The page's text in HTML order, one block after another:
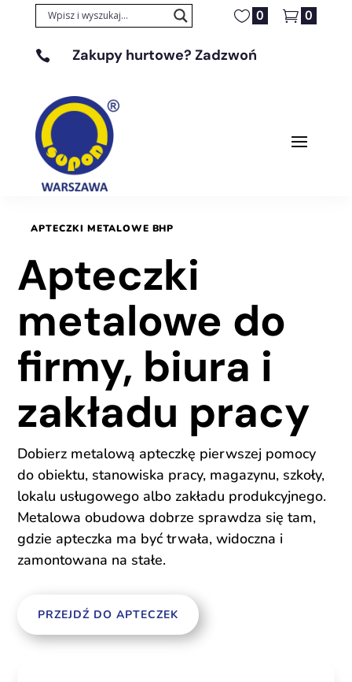
0 0
 Zakupy hurtowe? Zadzwoń
APTECZKI METALOWE BHP
Apteczki
metalowe do
firmy, biura i
zakładu pracy
Dobierz metalową apteczkę pierwszej pomocy
do obiektu, stanowiska pracy, magazynu, szkoły,
lokalu usługowego albo zakładu produkcyjnego.
Metalowa obudowa dobrze sprawdza się tam,
gdzie apteczka ma być trwała, widoczna i
zamontowana na stałe.
PRZEJDŹ DO APTECZEK